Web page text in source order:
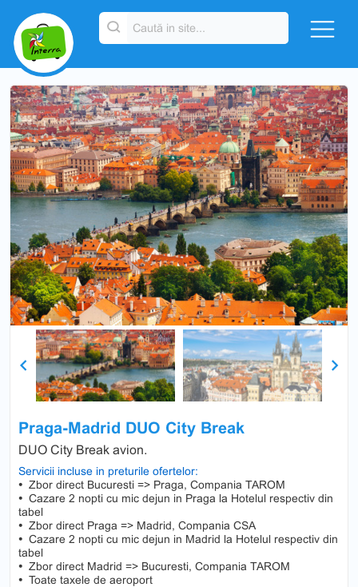
Praga-Madrid DUO City Break
DUO City Break avion.
Servicii incluse in preturile ofertelor:
• Zbor direct Bucuresti => Praga, Compania TAROM
• Cazare 2 nopti cu mic dejun in Praga la Hotelul respectiv din
tabel
• Zbor direct Praga => Madrid, Compania CSA
• Cazare 2 nopti cu mic dejun in Madrid la Hotelul respectiv din
tabel
• Zbor direct Madrid => Bucuresti, Compania TAROM
• Toate taxele de aeroport
Previous Next